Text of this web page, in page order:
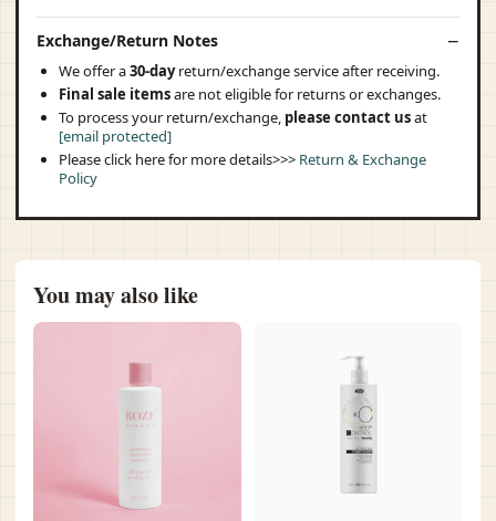
Exchange/Return Notes
We offer a30-dayreturn/exchange service after receiving.
Final sale itemsare not eligible for returns or exchanges.
To process your return/exchange, please contact usat
[email protected]
Please click here for more details>>> Return & Exchange
Policy
You may also like